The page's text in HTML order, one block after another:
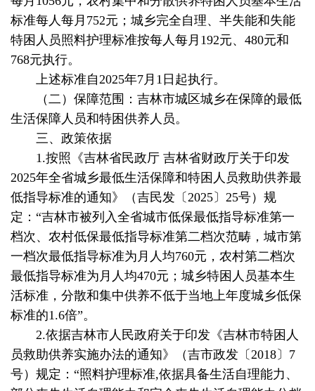
标准每人每月752元；城乡完全自理、半失能和失能
特困人员照料护理标准按每人每月192元、480元和
768元执行。
上述标准自2025年7月1日起执行。
（二）保障范围：吉林市城区城乡在保障的最低
生活保障人员和特困供养人员。
三、政策依据
1.按照《吉林省民政厅 吉林省财政厅关于印发
2025年全省城乡最低生活保障和特困人员救助供养最
低指导标准的通知》（吉民发〔2025〕25号）规
定：“吉林市被列入全省城市低保最低指导标准第一
档次、农村低保最低指导标准第二档次范畴，城市第
一档次最低指导标准为月人均760元，农村第二档次
最低指导标准为月人均470元；城乡特困人员基本生
活标准，分散和集中供养不低于当地上年度城乡低保
标准的1.6倍”。
2.依据吉林市人民政府关于印发《吉林市特困人
员救助供养实施办法的通知》（吉市政发〔2018〕7
号）规定：“照料护理标准,依据具备生活自理能力、